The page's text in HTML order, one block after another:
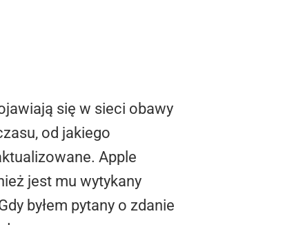
się w sieci obawy
od jakiego
Apple
jest mu wytykany
byłem pytany o zdanie